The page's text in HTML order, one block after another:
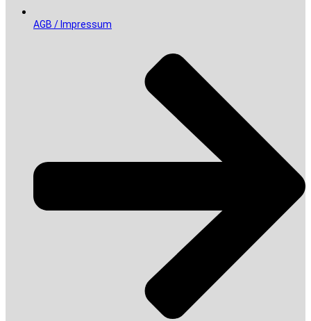
AGB / Impressum